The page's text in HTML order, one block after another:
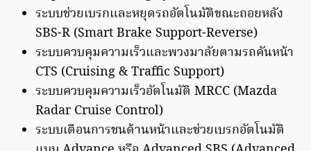
ระบบช่วยเบรกและหยุดรถอัตโนมัติขณะถอยหลัง
SBS-R (Smart Brake Support-Reverse)
ระบบควบคุมความเร็วและพวงมาลัยตามรถคันหน้า
CTS (Cruising & Traffic Support)
ระบบควบคุมความเร็วอัตโนมัติ MRCC (Mazda
Radar Cruise Control)
ระบบเตือนการชนด้านหน้าและช่วยเบรกอัตโนมัติ